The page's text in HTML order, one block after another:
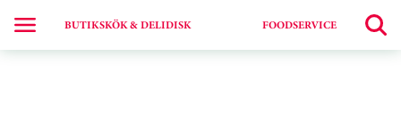
BUTIKSKÖK & DELIDISK FOODSERVICE